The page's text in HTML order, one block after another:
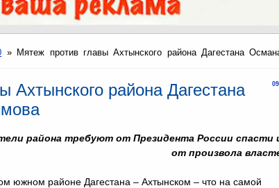
» Мятеж против главы Ахтынского района Дагестана
Ахтынского района Дагестана
района требуют от Президента России спасти
от произвола
южном районе Дагестана – Ахтынском – что на самой